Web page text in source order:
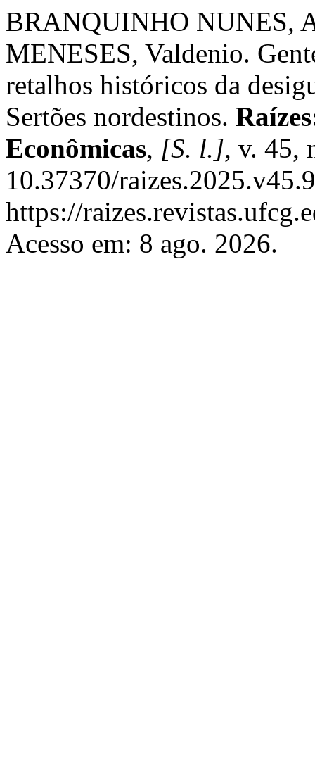
BRANQUINHO NUNES,
MENESES, Valdenio.
retalhos históricos da
Sertões nordestinos.
Econômicas, [S. l.], v. 45,
10.37370/
https://
Acesso em: 8 ago. 2026.